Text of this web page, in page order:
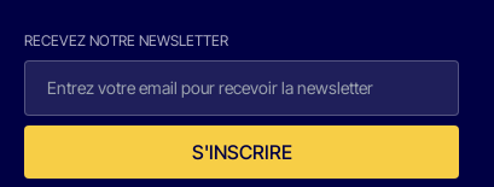
RECEVEZ NOTRE NEWSLETTER
S'INSCRIRE